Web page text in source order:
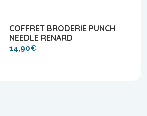
COFFRET BRODERIE PUNCH
NEEDLE RENARD
14,90€